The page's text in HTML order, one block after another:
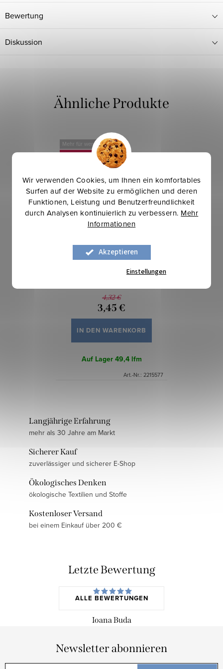
Wir verwenden Cookies, um Ihnen ein komfortables
Surfen auf der Website zu ermöglichen und deren
Funktionen, Leistung und Benutzerfreundlichkeit
durch Analysen kontinuierlich zu verbessern. Mehr
Informationen
Akzeptieren
Einstellungen
Bewertung
Diskussion
Mehr für weniger
-20 %
Ornela uni - Rot
4,32 €
3,45 €
IN DEN WARENKORB
Auf Lager 49,4 lfm
Art.-Nr.: 2215577
Langjährige Erfahrung
mehr als 30 Jahre am Markt
Sicherer Kauf
zuverlässiger und sicherer E-Shop
Ökologisches Denken
ökologische Textilien und Stoffe
Kostenloser Versand
bei einem Einkauf über 200 €
Letzte Bewertung
ALLE BEWERTUNGEN
Ioana Buda
Newsletter abonnieren